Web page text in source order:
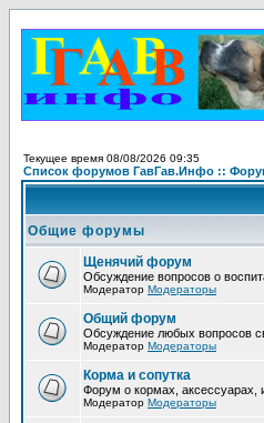
Текущее время 08/08/2026 09:35
Список форумов ГавГав.Инфо ::
Общие форумы
Щенячий форум
Обсуждение вопросов о
Модератор Модераторы
Общий форум
Обсуждение любых вопросов
Модератор Модераторы
Корма и сопутка
Форум о кормах, аксессуарах,
Модератор Модераторы